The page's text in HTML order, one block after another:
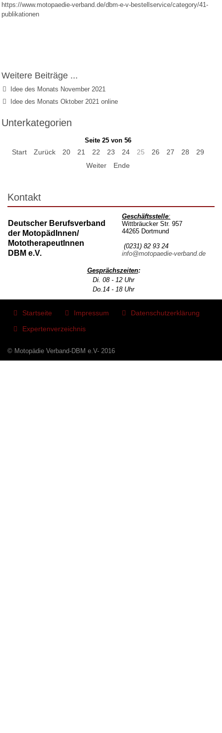
https://www.motopaedie-verband.de/dbm-e-v-bestellservice/category/41-
publikationen
Weitere Beiträge ...
Idee des Monats November 2021
Idee des Monats Oktober 2021 online
Unterkategorien
Seite 25 von 56
Start Zurück 20 21 22 23 24 25 26 27 28
29
Weiter
Ende
Kontakt
Deutscher Berufsverband
der MotopädInnen/
MototherapeutInnen
DBM e.V.
Geschäftsstelle:
Wittbräucker Str. 957
44265 Dortmund
(0231) 82 93 24
info@motopaedie-verband.de
Gesprächszeiten:
Di. 08 - 12 Uhr
Do.14 - 18 Uhr
Startseite Impressum Datenschutzerklärung
Expertenverzeichnis
© Motopädie Verband-DBM e.V- 2016